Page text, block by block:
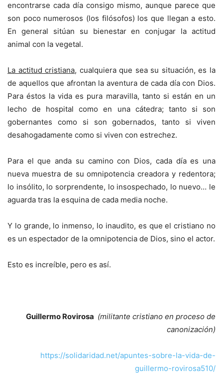
encontrarse cada día consigo mismo, aunque parece que
son poco numerosos (los filósofos) los que llegan a esto.
En general sitúan su bienestar en conjugar la actitud
animal con la vegetal.
La actitud cristiana, cualquiera que sea su situación, es la
de aquellos que afrontan la aventura de cada día con Dios.
Para éstos la vida es pura maravilla, tanto si están en un
lecho de hospital como en una cátedra; tanto si son
gobernantes como si son gobernados, tanto si viven
desahogadamente como si viven con estrechez.
Para el que anda su camino con Dios, cada día es una
nueva muestra de su omnipotencia creadora y redentora;
lo insólito, lo sorprendente, lo insospechado, lo nuevo… le
aguarda tras la esquina de cada media noche.
Y lo grande, lo inmenso, lo inaudito, es que el cristiano no
es un espectador de la omnipotencia de Dios, sino el actor.
Esto es increíble, pero es así.
Guillermo Rovirosa (militante cristiano en proceso de
canonización)
https://solidaridad.net/apuntes-sobre-la-vida-de-
guillermo-rovirosa510/